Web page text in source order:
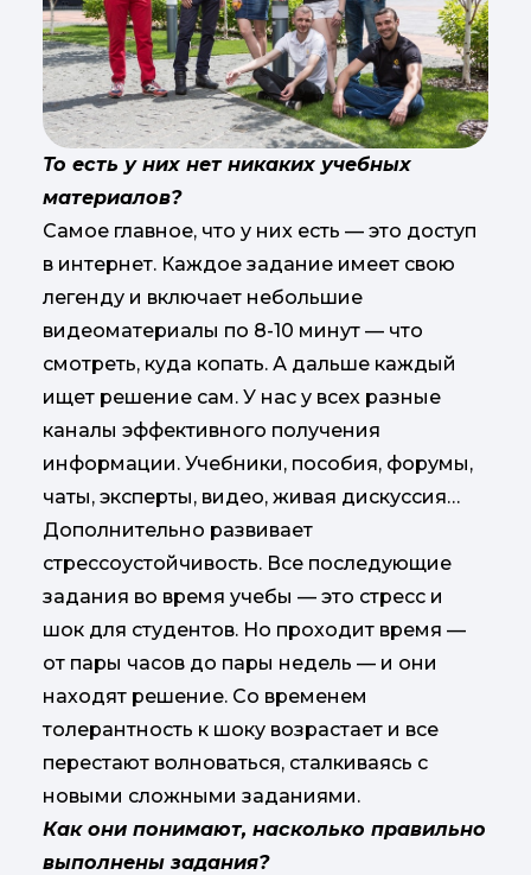
То есть у них нет никаких учебных
материалов?
Самое главное, что у них есть — это доступ
в интернет. Каждое задание имеет свою
легенду и включает небольшие
видеоматериалы по 8-10 минут — что
смотреть, куда копать. А дальше каждый
ищет решение сам. У нас у всех разные
каналы эффективного получения
информации. Учебники, пособия, форумы,
чаты, эксперты, видео, живая дискуссия…
Дополнительно развивает
стрессоустойчивость. Все последующие
задания во время учебы — это стресс и
шок для студентов. Но проходит время —
от пары часов до пары недель — и они
находят решение. Со временем
толерантность к шоку возрастает и все
перестают волноваться, сталкиваясь с
новыми сложными заданиями.
Как они понимают, насколько правильно
выполнены задания?